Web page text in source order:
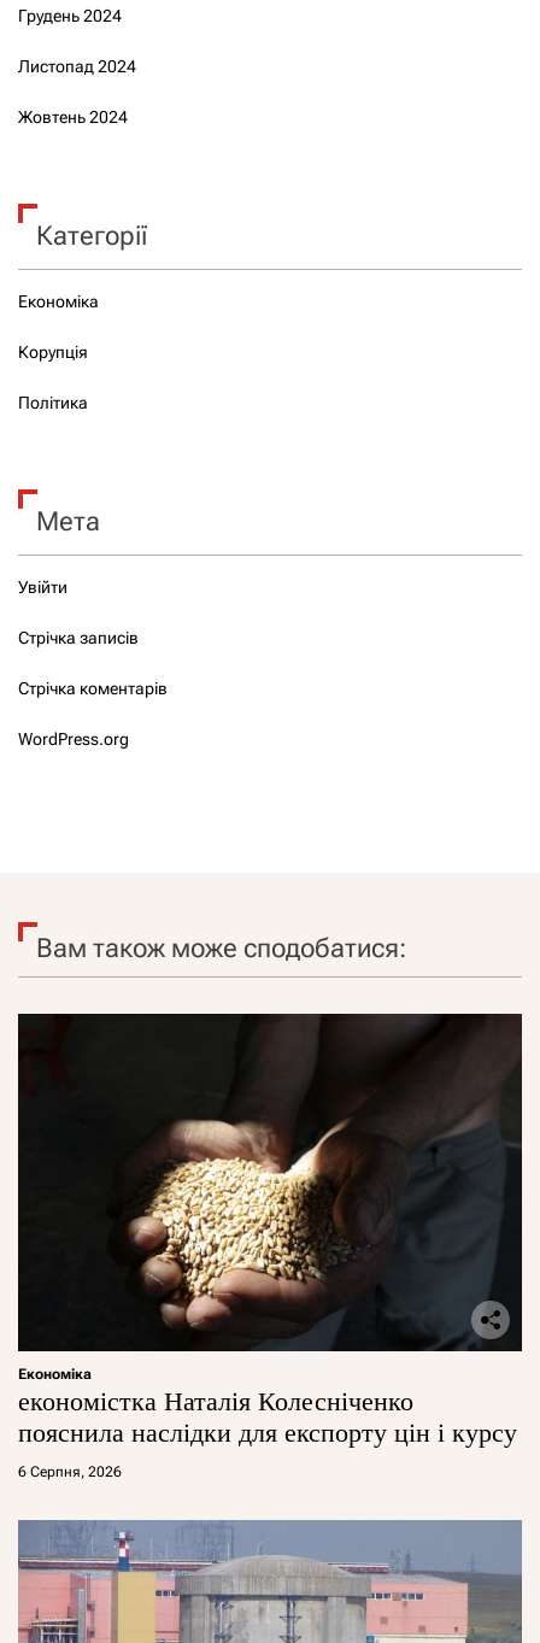
Грудень 2024
Листопад 2024
Жовтень 2024
Категорії
Економіка
Корупція
Політика
Мета
Увійти
Стрічка записів
Стрічка коментарів
WordPress.org
Вам також може сподобатися:
Економіка
економістка Наталія Колесніченко
пояснила наслідки для експорту цін і курсу
6 Серпня, 2026